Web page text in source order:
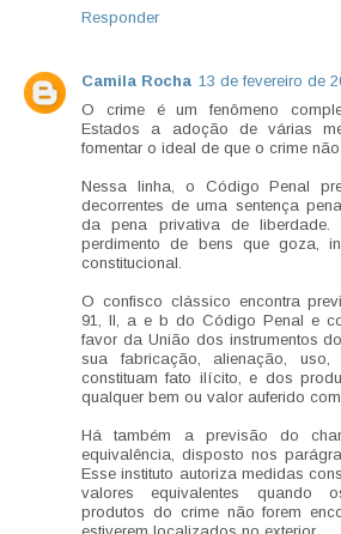
Responder
Camila Rocha 13 de fevereiro de
O crime é um fenômeno
Estados a adoção de várias
fomentar o ideal de que o crime
Nessa linha, o Código Penal
decorrentes de uma sentença
da pena privativa de liberdade.
perdimento de bens que goza,
constitucional.
O confisco clássico encontra
91, II, a e b do Código Penal e
favor da União dos instrumentos
sua fabricação, alienação, uso,
constituam fato ilícito, e dos
qualquer bem ou valor auferido
Há também a previsão do
equivalência, disposto nos
Esse instituto autoriza medidas
valores equivalentes quando
produtos do crime não forem